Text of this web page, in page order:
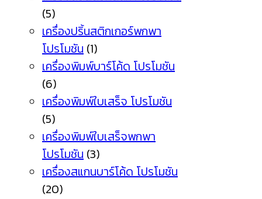
(5)
เครื่องปริ้นสติกเกอร์พกพา
โปรโมชัน (1)
เครื่องพิมพ์บาร์โค้ด โปรโมชัน
(6)
เครื่องพิมพ์ใบเสร็จ โปรโมชัน
(5)
เครื่องพิมพ์ใบเสร็จพกพา
โปรโมชัน (3)
เครื่องสแกนบาร์โค้ด โปรโมชัน
(20)